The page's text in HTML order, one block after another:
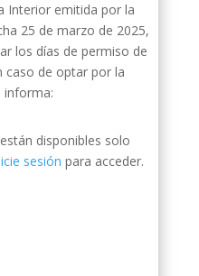
Interior emitida por la
25 de marzo de 2025,
los días de permiso de
caso de optar por la
informa:
disponibles solo
sesión para acceder.